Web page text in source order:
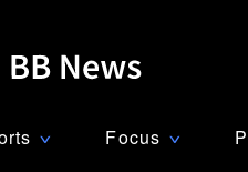
∨ Focus ∨